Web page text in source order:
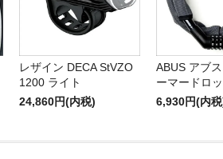
レザイン DECA StVZO
1200 ライト
24,860円(内税)
ABUS アブ
ーマードロ
6,930円(内